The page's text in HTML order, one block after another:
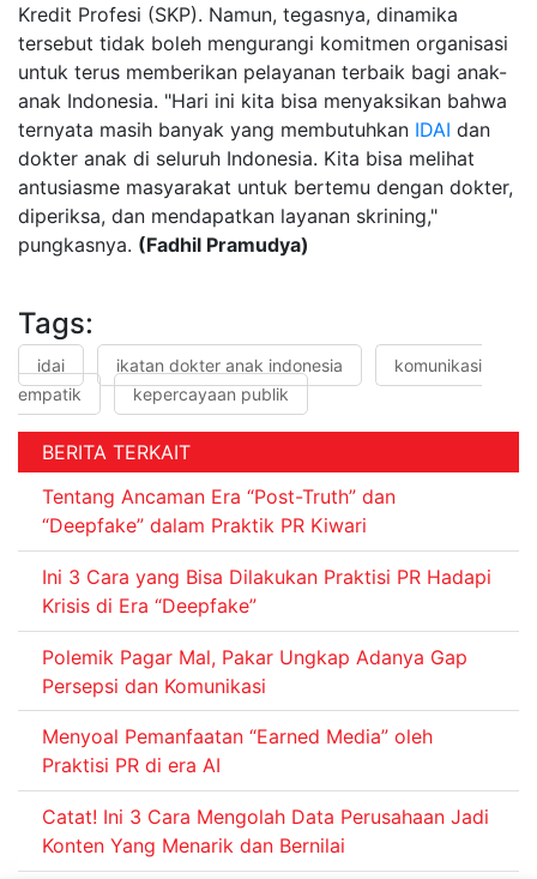
Kredit Profesi (SKP). Namun, tegasnya, dinamika
tersebut tidak boleh mengurangi komitmen organisasi
untuk terus memberikan pelayanan terbaik bagi anak-
anak Indonesia. "Hari ini kita bisa menyaksikan bahwa
ternyata masih banyak yang membutuhkan IDAI dan
dokter anak di seluruh Indonesia. Kita bisa melihat
antusiasme masyarakat untuk bertemu dengan dokter,
diperiksa, dan mendapatkan layanan skrining,"
pungkasnya. (Fadhil Pramudya)
Tags:
idai ikatan dokter anak indonesia
komunikasi
empatik
kepercayaan publik
BERITA TERKAIT
Tentang Ancaman Era “Post-Truth” dan
“Deepfake” dalam Praktik PR Kiwari
Ini 3 Cara yang Bisa Dilakukan Praktisi PR Hadapi
Krisis di Era “Deepfake”
Polemik Pagar Mal, Pakar Ungkap Adanya Gap
Persepsi dan Komunikasi
Menyoal Pemanfaatan “Earned Media” oleh
Praktisi PR di era AI
Catat! Ini 3 Cara Mengolah Data Perusahaan Jadi
Konten Yang Menarik dan Bernilai